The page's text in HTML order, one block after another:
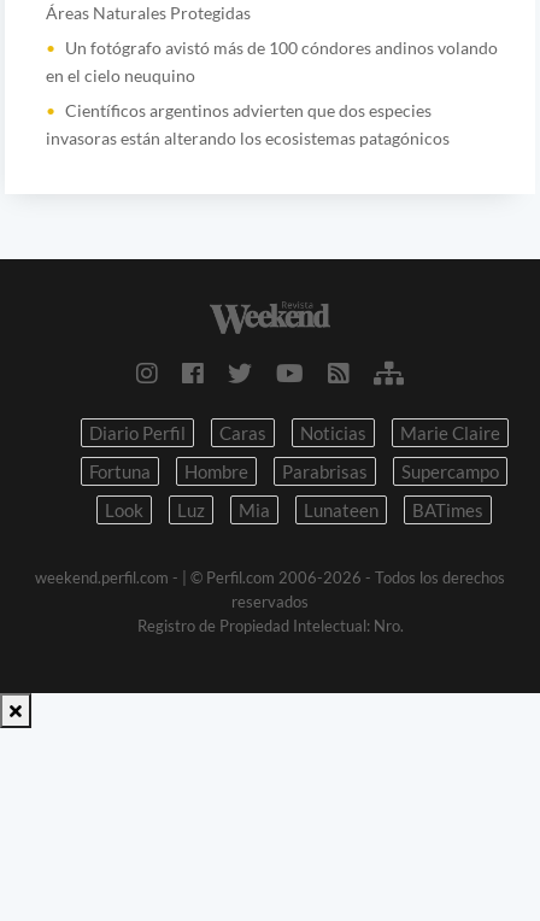
Áreas Naturales Protegidas
Un fotógrafo avistó más de 100 cóndores andinos volando
en el cielo neuquino
Científicos argentinos advierten que dos especies
invasoras están alterando los ecosistemas patagónicos
Diario Perfil Caras Noticias
Marie Claire
Fortuna
Hombre Parabrisas
Supercampo
Look
Luz Mia Lunateen BATimes
weekend.perfil.com -
| © Perfil.com 2006-2026 - Todos los derechos
reservados
Registro de Propiedad Intelectual: Nro.